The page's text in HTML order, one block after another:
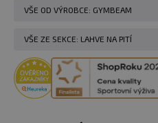
VŠE OD VÝROBCE: GYMBEAM
VŠE ZE SEKCE: LAHVE NA PITÍ